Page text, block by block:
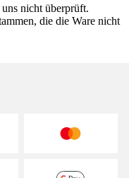
nicht überprüft.
die die Ware nicht